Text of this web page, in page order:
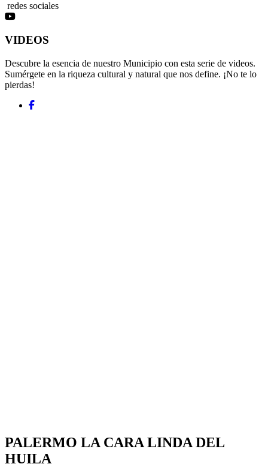
redes sociales
VIDEOS
Descubre la esencia de nuestro Municipio con esta serie de videos.
Sumérgete en la riqueza cultural y natural que nos define. ¡No te lo
pierdas!
PALERMO LA CARA LINDA DEL
HUILA